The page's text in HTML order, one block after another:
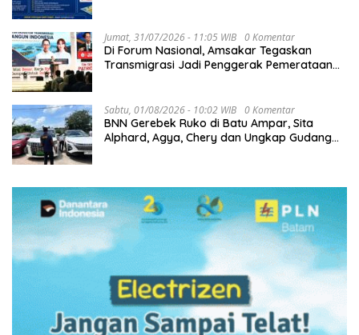
Jumat, 31/07/2026 - 11:05 WIB 0 Komentar
Di Forum Nasional, Amsakar Tegaskan
Transmigrasi Jadi Penggerak Pemerataan
Sabtu, 01/08/2026 - 10:02 WIB 0 Komentar
BNN Gerebek Ruko di Batu Ampar, Sita
Alphard, Agya, Chery dan Ungkap Gudang